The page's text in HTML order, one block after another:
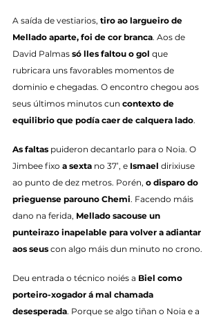
A saída de vestiarios, tiro ao largueiro de
Mellado aparte, foi de cor branca. Aos de
David Palmas só lles faltou o gol que
rubricara uns favorables momentos de
dominio e chegadas. O encontro chegou aos
seus últimos minutos cun contexto de
equilibrio que podía caer de calquera lado.
As faltas puideron decantarlo para o Noia. O
Jimbee fixo a sexta no 37’, e Ismael dirixiuse
ao punto de dez metros. Porén, o disparo do
prieguense parouno Chemi. Facendo máis
dano na ferida, Mellado sacouse un
punteirazo inapelable para volver a adiantar
aos seus con algo máis dun minuto no crono.
Deu entrada o técnico noiés a Biel como
porteiro-xogador á mal chamada
desesperada. Porque se algo tiñan o Noia e a